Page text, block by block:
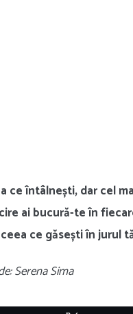
ce întâlnești, dar cel
ai bucură-te în
ce găsești în jurul
Serena Sima